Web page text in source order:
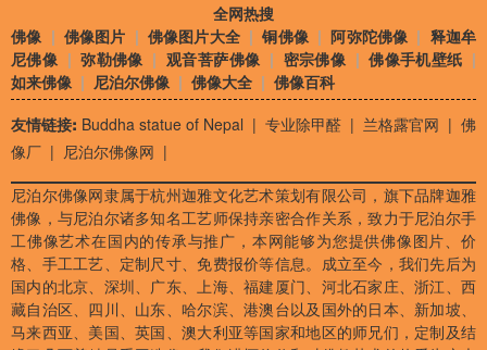
全网热搜
佛像 | 佛像图片 |佛像图片大全|铜佛像 |阿弥陀佛像 | 释迦牟
尼佛像 |弥勒佛像 |观音菩萨佛像 | 密宗佛像 |佛像手机壁纸 |
如来佛像 | 尼泊尔佛像 | 佛像大全 | 佛像百科
友情链接: Buddha statue of Nepal | 专业除甲醛 | 兰格露官网 | 佛
像厂 | 尼泊尔佛像网 |
尼泊尔佛像网隶属于杭州迦雅文化艺术策划有限公司，旗下品牌迦雅
佛像，与尼泊尔诸多知名工艺师保持亲密合作关系，致力于尼泊尔手
工佛像艺术在国内的传承与推广，本网能够为您提供佛像图片、价
格、手工工艺、定制尺寸、免费报价等信息。成立至今，我们先后为
国内的北京、深圳、广东、上海、福建厦门、河北石家庄、浙江、西
藏自治区、四川、山东、哈尔滨、港澳台以及国外的日本、新加坡、
马来西亚、美国、英国、澳大利亚等国家和地区的师兄们，定制及结